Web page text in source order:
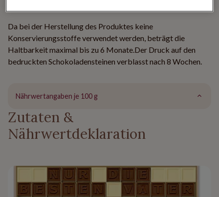
Da bei der Herstellung des Produktes keine
Konservierungsstoffe verwendet werden, beträgt die
Haltbarkeit maximal bis zu 6 Monate.Der Druck auf den
bedruckten Schokoladensteinen verblasst nach 8 Wochen.
Nährwertangaben je 100 g
Zutaten &
Nährwertdeklaration